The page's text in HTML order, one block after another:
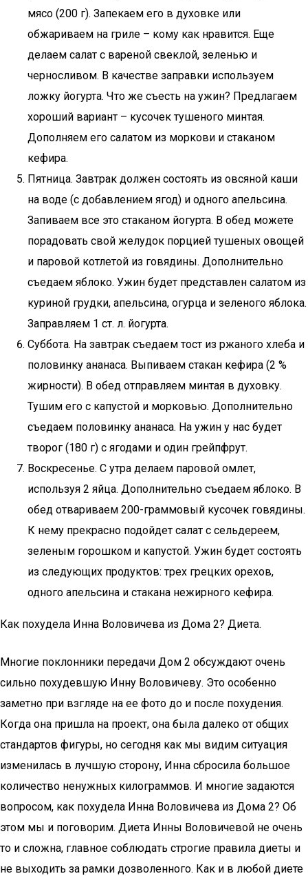
мясо (200 г). Запекаем его в духовке или
обжариваем на гриле – кому как нравится. Еще
делаем салат с вареной свеклой, зеленью и
черносливом. В качестве заправки используем
ложку йогурта. Что же съесть на ужин? Предлагаем
хороший вариант – кусочек тушеного минтая.
Дополняем его салатом из моркови и стаканом
кефира.
Пятница. Завтрак должен состоять из овсяной каши
на воде (с добавлением ягод) и одного апельсина.
Запиваем все это стаканом йогурта. В обед можете
порадовать свой желудок порцией тушеных овощей
и паровой котлетой из говядины. Дополнительно
съедаем яблоко. Ужин будет представлен салатом из
куриной грудки, апельсина, огурца и зеленого яблока.
Заправляем 1 ст. л. йогурта.
Суббота. На завтрак съедаем тост из ржаного хлеба и
половинку ананаса. Выпиваем стакан кефира (2 %
жирности). В обед отправляем минтая в духовку.
Тушим его с капустой и морковью. Дополнительно
съедаем половинку ананаса. На ужин у нас будет
творог (180 г) с ягодами и один грейпфрут.
Воскресенье. С утра делаем паровой омлет,
используя 2 яйца. Дополнительно съедаем яблоко. В
обед отвариваем 200-граммовый кусочек говядины.
К нему прекрасно подойдет салат с сельдереем,
зеленым горошком и капустой. Ужин будет состоять
из следующих продуктов: трех грецких орехов,
одного апельсина и стакана нежирного кефира.
Как похудела Инна Воловичева из Дома 2? Диета.
Многие поклонники передачи Дом 2 обсуждают очень
сильно похудевшую Инну Воловичеву. Это особенно
заметно при взгляде на ее фото до и после похудения.
Когда она пришла на проект, она была далеко от общих
стандартов фигуры, но сегодня как мы видим ситуация
изменилась в лучшую сторону, Инна сбросила большое
количество ненужных килограммов. И многие задаются
вопросом, как похудела Инна Воловичева из Дома 2? Об
этом мы и поговорим. Диета Инны Воловичевой не очень
то и сложна, главное соблюдать строгие правила диеты и
не выходить за рамки дозволенного. Как и в любой диете